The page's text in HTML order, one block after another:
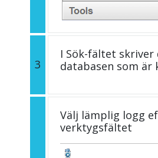
3
I Sök-fältet skriver
databasen som är
Välj lämplig logg
verktygsfältet